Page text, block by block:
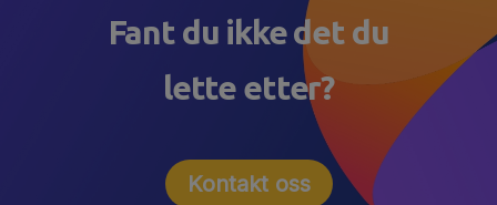
Fant du ikke det du
lette etter?
Kontakt oss